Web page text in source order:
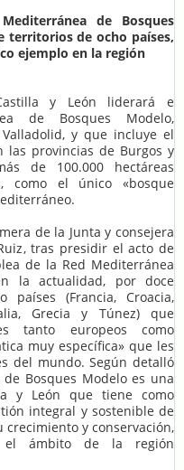
de Bosques
territorios de ocho países,
ejemplo en la región
y León liderará e
de Bosques Modelo,
y que incluye el
las provincias de Burgos y
de 100.000 hectáreas
como el único «bosque
de la Junta y consejera
tras presidir el acto de
de la Red Mediterránea
la actualidad, por doce
países (Francia, Croacia,
Grecia y Túnez) que
tanto europeos como
muy específica» que les
del mundo. Según detalló
Bosques Modelo es una
y León que tiene como
integral y sostenible de
crecimiento y conservación,
ámbito de la región